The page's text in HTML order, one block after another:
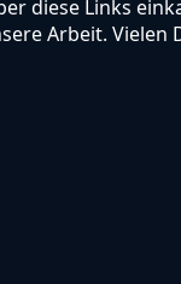
diese Links
Arbeit. Vielen